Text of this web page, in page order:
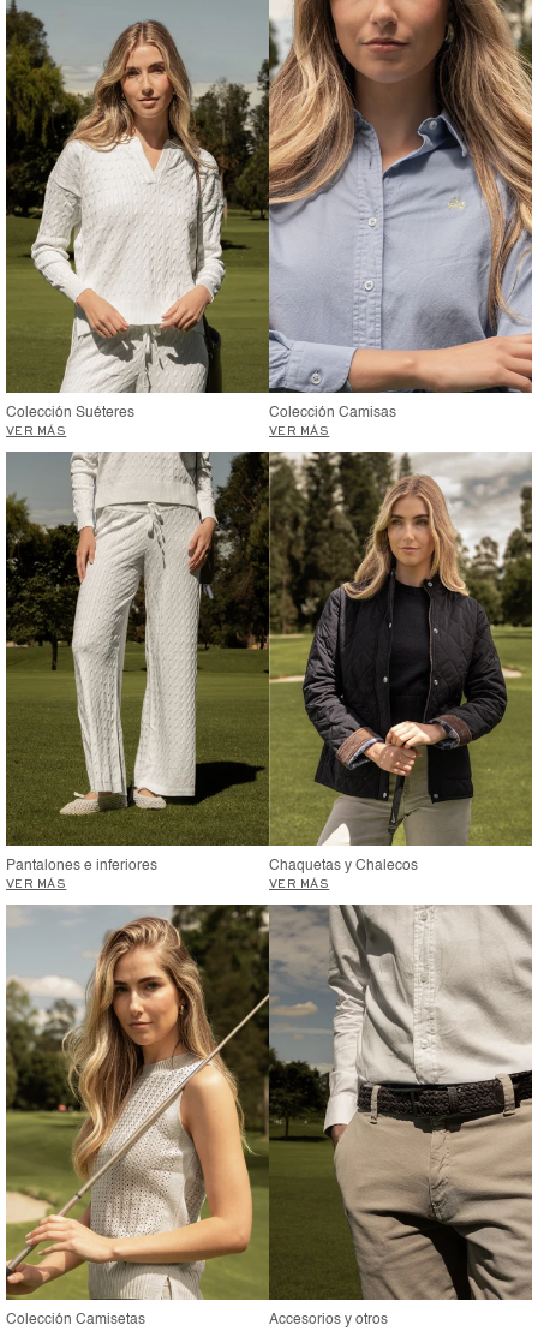
Colección Suéteres
VER MÁS
Colección Camisas
VER MÁS
Pantalones e inferiores
VER MÁS
Chaquetas y Chalecos
VER MÁS
Colección Camisetas Accesorios y otros